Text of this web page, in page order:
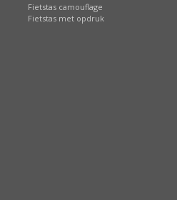
Fietstas camouflage
Fietstas met opdruk